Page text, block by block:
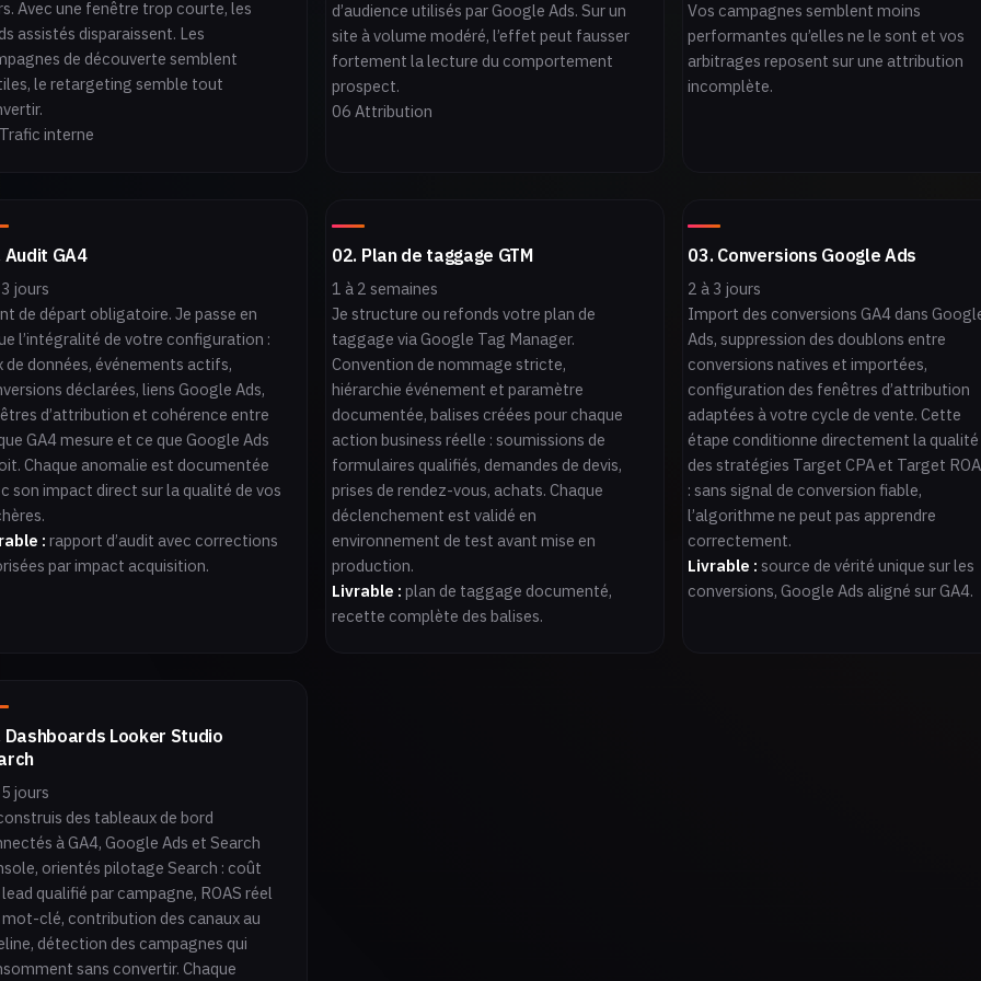
Avec une fenêtre trop courte, les
assistés disparaissent. Les
de découverte semblent
le retargeting semble tout
interne
d’audience utilisés par Google Ads. Sur un
site à volume modéré, l’effet peut fausser
fortement la lecture du comportement
prospect.
06 Attribution
Vos campagnes semblent moins
performantes qu’elles ne le sont et vos
arbitrages reposent sur une attribution
incomplète.
Audit GA4
jours
de départ obligatoire. Je passe en
l’intégralité de votre configuration :
de données, événements actifs,
déclarées, liens Google Ads,
d’attribution et cohérence entre
GA4 mesure et ce que Google Ads
Chaque anomalie est documentée
son impact direct sur la qualité de vos
: rapport d’audit avec corrections
par impact acquisition.
02. Plan de taggage GTM
1 à 2 semaines
Je structure ou refonds votre plan de
taggage via Google Tag Manager.
Convention de nommage stricte,
hiérarchie événement et paramètre
documentée, balises créées pour chaque
action business réelle : soumissions de
formulaires qualifiés, demandes de devis,
prises de rendez-vous, achats. Chaque
déclenchement est validé en
environnement de test avant mise en
production.
Livrable : plan de taggage documenté,
recette complète des balises.
03. Conversions Google Ads
2 à 3 jours
Import des conversions GA4 dans
Ads, suppression des doublons entre
conversions natives et importées,
configuration des fenêtres d’attribution
adaptées à votre cycle de vente. Cette
étape conditionne directement la qualité
des stratégies Target CPA et Target
: sans signal de conversion fiable,
l’algorithme ne peut pas apprendre
correctement.
Livrable : source de vérité unique sur les
conversions, Google Ads aligné sur GA4.
Dashboards Looker Studio
jours
des tableaux de bord
à GA4, Google Ads et Search
orientés pilotage Search : coût
qualifié par campagne, ROAS réel
clé, contribution des canaux au
détection des campagnes qui
sans convertir. Chaque